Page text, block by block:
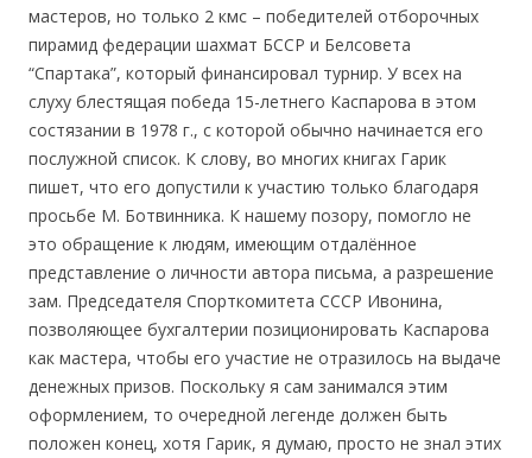
мастеров, но только 2 кмс – победителей отборочных
пирамид федерации шахмат БССР и Белсовета
“Спартака”, который финансировал турнир. У всех на
слуху блестящая победа 15-летнего Каспарова в этом
состязании в 1978 г., с которой обычно начинается его
послужной список. К слову, во многих книгах Гарик
пишет, что его допустили к участию только благодаря
просьбе М. Ботвинника. К нашему позору, помогло не
это обращение к людям, имеющим отдалённое
представление о личности автора письма, а разрешение
зам. Председателя Спорткомитета СССР Ивонина,
позволяющее бухгалтерии позиционировать Каспарова
как мастера, чтобы его участие не отразилось на выдаче
денежных призов. Поскольку я сам занимался этим
оформлением, то очередной легенде должен быть
положен конец, хотя Гарик, я думаю, просто не знал этих